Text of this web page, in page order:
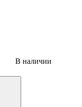
В наличии